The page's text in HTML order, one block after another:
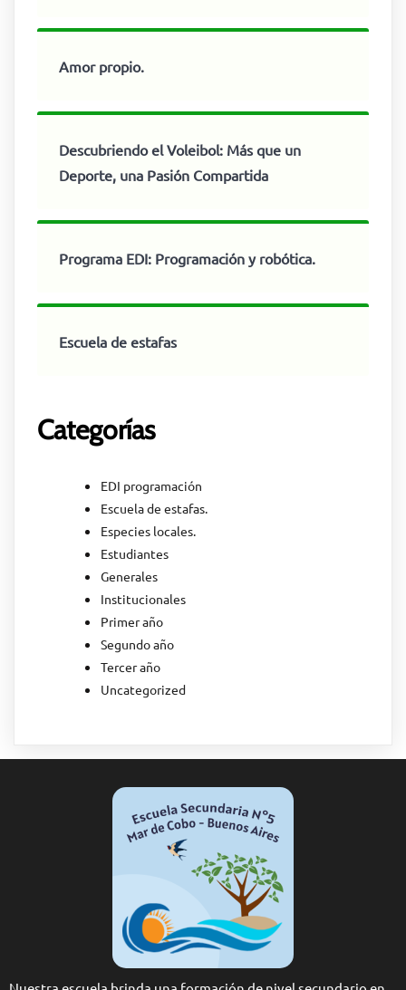
Amor propio.
Descubriendo el Voleibol: Más que un
Deporte, una Pasión Compartida
Programa EDI: Programación y robótica.
Escuela de estafas
Categorías
EDI programación
Escuela de estafas.
Especies locales.
Estudiantes
Generales
Institucionales
Primer año
Segundo año
Tercer año
Uncategorized